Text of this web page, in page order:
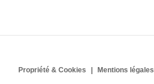
Propriété & Cookies Mentions légales